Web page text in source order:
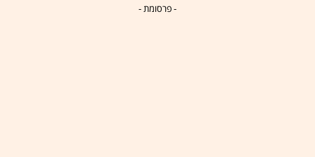
- פרסומת -